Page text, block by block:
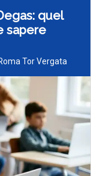
quel
sapere
Tor Vergata